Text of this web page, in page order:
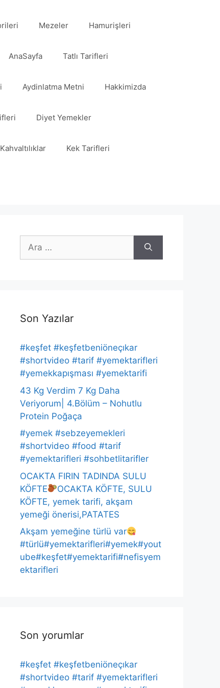
Mezeler Hamurişleri
AnaSayfa Tatlı Tarifleri
Aydinlatma Metni Hakkimizda
Diyet Yemekler
Kahvaltılıklar Kek Tarifleri
için
Son Yazılar
#keşfet #keşfetbeniöneçıkar
#shortvideo #tarif #yemektarifleri
#yemekkapışması #yemektarifi
43 Kg Verdim 7 Kg Daha
Veriyorum| 4.Bölüm – Nohutlu
Protein Poğaça
#yemek #sebzeyemekleri
#shortvideo #food #tarif
#yemektarifleri #sohbetlitarifler
OCAKTA FIRIN TADINDA SULU
KÖFTE
OCAKTA KÖFTE, SULU
KÖFTE, yemek tarifi, akşam
yemeği önerisi,PATATES
Akşam yemeğine türlü var
#türlü#yemektarifleri#yemek#yout
ube#keşfet#yemektarifi#nefisyem
ektarifleri
Son yorumlar
#keşfet #keşfetbeniöneçıkar
#shortvideo #tarif #yemektarifleri